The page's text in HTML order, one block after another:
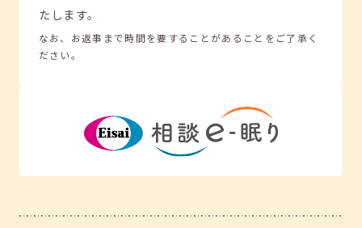
たします。
なお、お返事まで時間を要することがあることをご了承く
ださい。